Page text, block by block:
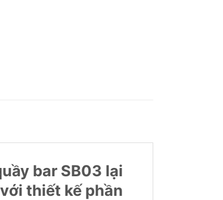
bar SB03 lại
thiết kế phần